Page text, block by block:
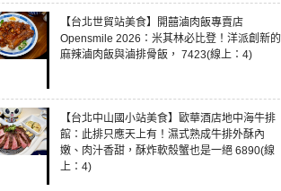
【台北世貿站美食】開囍滷肉飯專賣店
Opensmile 2026：米其林必比登！洋派創新的
麻辣滷肉飯與滷排骨飯， 7423(線上：4)
【台北中山國小站美食】歐華酒店地中海牛排
館：此排只應天上有！濕式熟成牛排外酥內
嫩、肉汁香甜，酥炸軟殼蟹也是一絕 6890(線
上：4)